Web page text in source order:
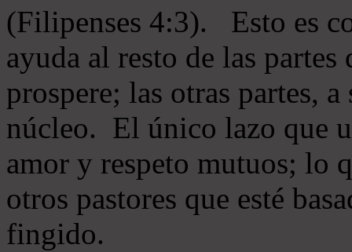
(Filipenses 4:3). Esto es
ayuda al resto de las
prospere; las otras partes,
núcleo. El único lazo que
amor y respeto mutuos; lo
otros pastores que esté
fingido.